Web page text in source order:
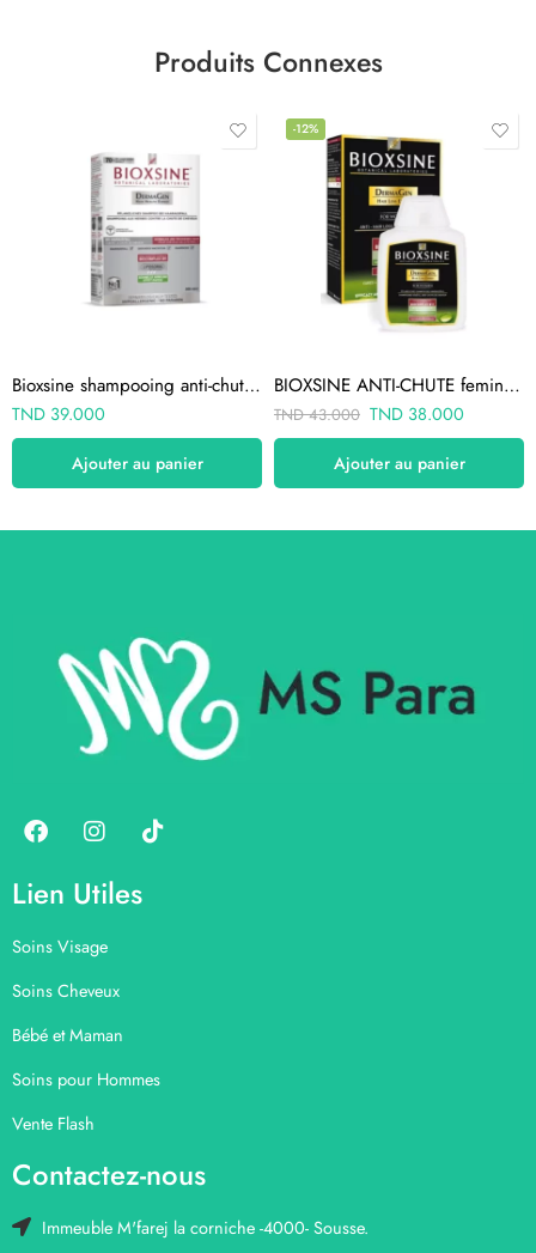
Produits Connexes
Bioxsine shampooing anti-chute cheveux normaux et secs 300 ml
TND 39.000
Ajouter au panier
-12%
BIOXSINE ANTI-CHUTE femina cheveux gras 300 ML
TND43.000 TND 38.000
Ajouter au panier
Lien Utiles
Soins Visage
Soins Cheveux
Bébé et Maman
Soins pour Hommes
Vente Flash
Contactez-nous
Immeuble M'farej la corniche -4000- Sousse.